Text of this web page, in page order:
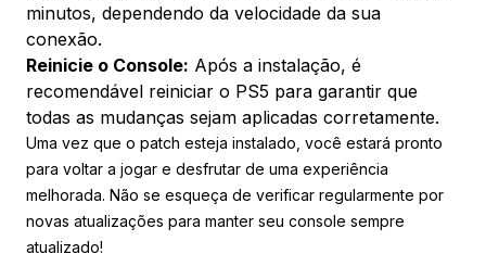
minutos, dependendo da velocidade da sua
conexão.
Reinicie o Console: Após a instalação, é
recomendável reiniciar o PS5 para garantir que
todas as mudanças sejam aplicadas corretamente.
Uma vez que o patch esteja instalado, você estará pronto
para voltar a jogar e desfrutar de uma experiência
melhorada. Não se esqueça de verificar regularmente por
novas atualizações para manter seu console sempre
atualizado!